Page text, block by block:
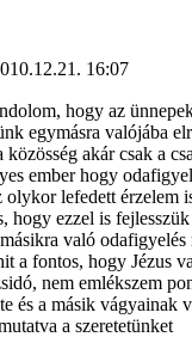
16:07
hogy az
egymásra valójába
akár csak a
ember hogy
olykor lefedett érzelem
hogy ezzel is
való odafigyelés
a fontos, hogy Jézus
nem emlékszem
és a másik vágyainak
a szeretetünket